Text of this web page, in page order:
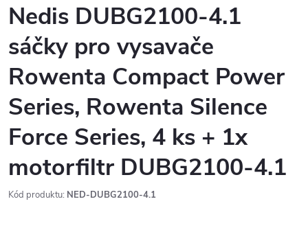
Nedis DUBG2100-4.1
sáčky pro vysavače
Rowenta Compact Power
Series, Rowenta Silence
Force Series, 4 ks + 1x
motorfiltr DUBG2100-4.1
Kód produktu: NED-DUBG2100-4.1